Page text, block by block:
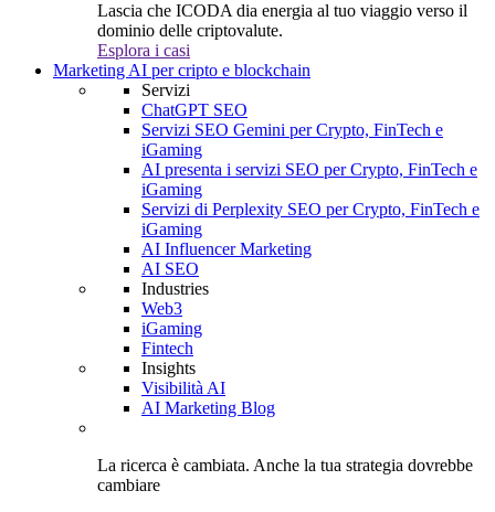
Lascia che ICODA dia energia al tuo viaggio verso il
dominio delle criptovalute.
Esplora i casi
Marketing AI per cripto e blockchain
Servizi
ChatGPT SEO
Servizi SEO Gemini per Crypto, FinTech e
iGaming
AI presenta i servizi SEO per Crypto, FinTech e
iGaming
Servizi di Perplexity SEO per Crypto, FinTech e
iGaming
AI Influencer Marketing
AI SEO
Industries
Web3
iGaming
Fintech
Insights
Visibilità AI
AI Marketing Blog
La ricerca è cambiata. Anche la tua strategia dovrebbe
cambiare